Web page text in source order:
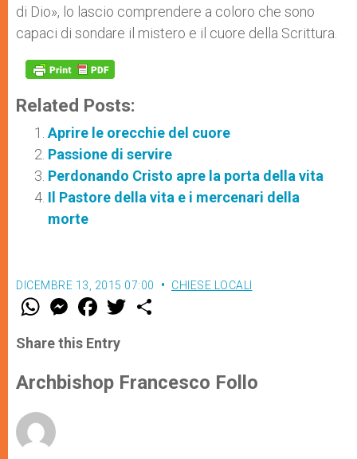
di Dio», lo lascio comprendere a coloro che sono
capaci di sondare il mistero e il cuore della Scrittura.
Related Posts:
Aprire le orecchie del cuore
Passione di servire
Perdonando Cristo apre la porta della vita
Il Pastore della vita e i mercenari della
morte
DICEMBRE 13, 2015 07:00 CHIESE LOCALI
W
t
s
p
p
M
e
s
e
g
e
F
a
e
b
o
k
w
r
Share this Entry
Archbishop Francesco Follo